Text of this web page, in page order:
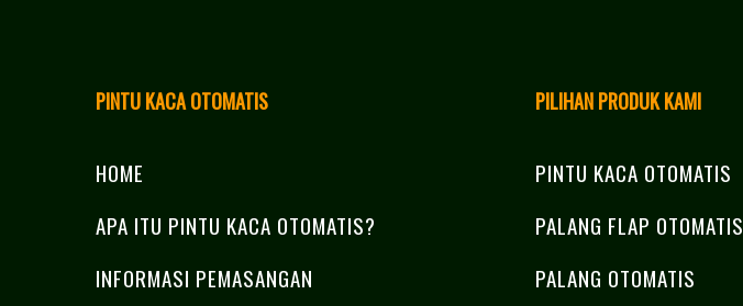
PINTU KACA OTOMATIS
HOME
APA ITU PINTU KACA OTOMATIS?
INFORMASI PEMASANGAN
PILIHAN PRODUK KAMI
PINTU KACA OTOMATIS
PALANG FLAP OTOMATIS
PALANG OTOMATIS